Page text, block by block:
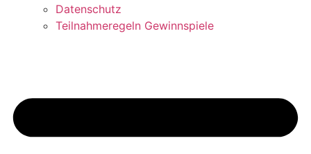
Datenschutz
Teilnahmeregeln Gewinnspiele